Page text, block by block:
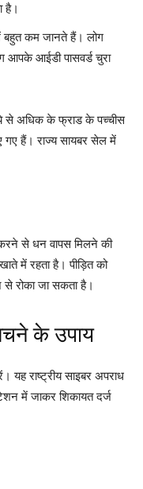
है।
बहुत कम जानते हैं। लोग
आपके आईडी पासवर्ड चुरा
से अधिक के फ्राड के पच्चीस
गए हैं। राज्य सायबर सेल में
से धन वापस मिलने की
में रहता है। पीड़ित को
रोका जा सकता है।
के उपाय
यह राष्ट्रीय साइबर अपराध
में जाकर शिकायत दर्ज